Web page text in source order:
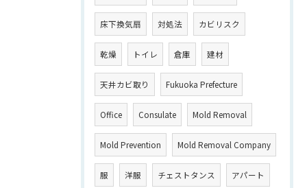
床下換気扇 対処法 カビリスク
乾燥 トイレ 倉庫 建材
天井カビ取り Fukuoka Prefecture
Office Consulate Mold Removal
Mold Prevention Mold Removal Company
服 洋服 チェストタンス アパート